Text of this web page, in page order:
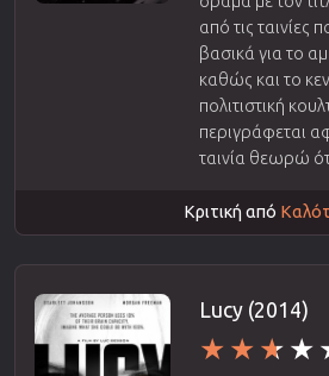
από τις ταινίες
βασικά για το
καθώς και το
πολιτιστική
περιγράφεται
ταινία θεωρώ
Κριτική από
Lucy (2014)